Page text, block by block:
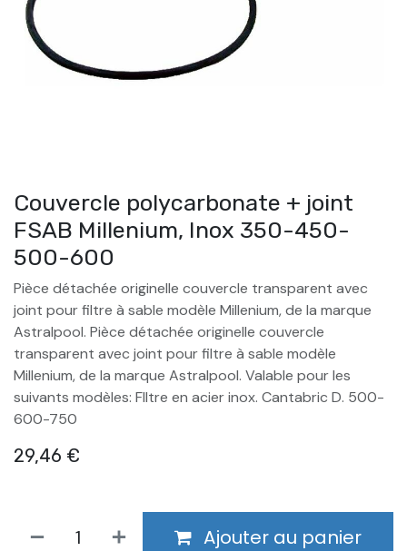
Couvercle polycarbonate + joint
FSAB Millenium, Inox 350-450-
500-600
Pièce détachée originelle couvercle transparent avec
joint pour filtre à sable modèle Millenium, de la marque
Astralpool. Pièce détachée originelle couvercle
transparent avec joint pour filtre à sable modèle
Millenium, de la marque Astralpool. Valable pour les
suivants modèles: FIltre en acier inox. Cantabric D. 500-
600-750
29,46 €
Ajouter au panier